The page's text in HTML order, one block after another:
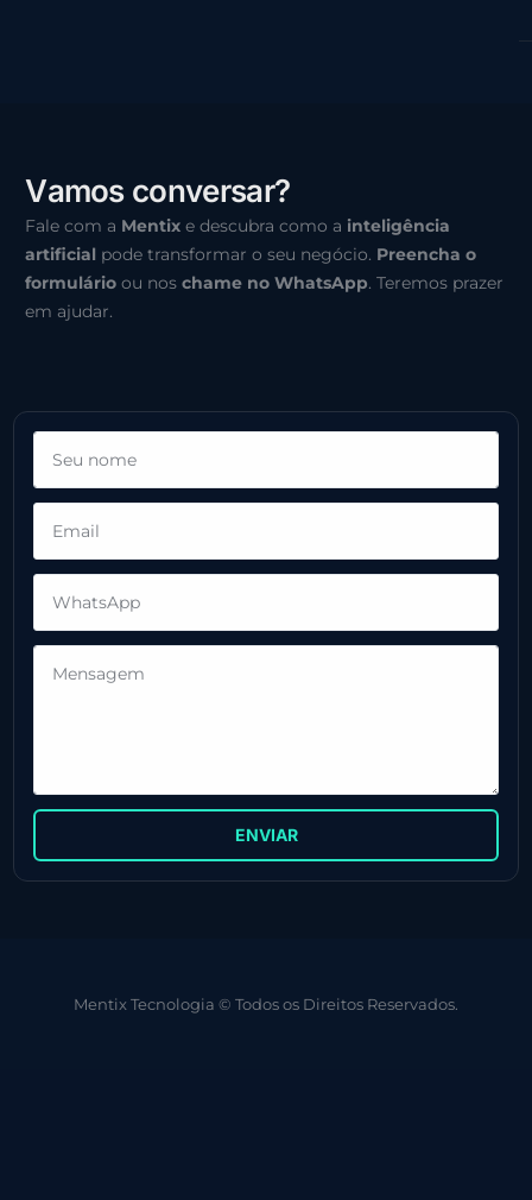
Vamos conversar?
Fale com a Mentix e descubra como a inteligência
artificial pode transformar o seu negócio. Preencha o
formulário ou noschame no WhatsApp. Teremos prazer
em ajudar.
ENVIAR
Mentix Tecnologia © Todos os Direitos Reservados.